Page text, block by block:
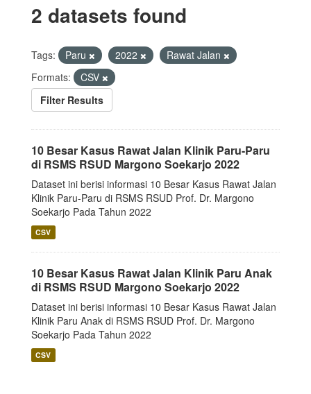
2 datasets found
Tags: Paru 2022
Rawat Jalan
Formats:
CSV
Filter Results
10 Besar Kasus Rawat Jalan Klinik Paru-Paru
di RSMS RSUD Margono Soekarjo 2022
Dataset ini berisi informasi 10 Besar Kasus Rawat Jalan
Klinik Paru-Paru di RSMS RSUD Prof. Dr. Margono
Soekarjo Pada Tahun 2022
CSV
10 Besar Kasus Rawat Jalan Klinik Paru Anak
di RSMS RSUD Margono Soekarjo 2022
Dataset ini berisi informasi 10 Besar Kasus Rawat Jalan
Klinik Paru Anak di RSMS RSUD Prof. Dr. Margono
Soekarjo Pada Tahun 2022
CSV